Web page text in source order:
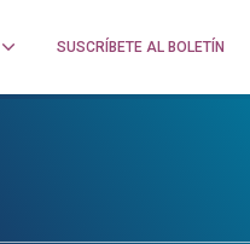
SUSCRÍBETE AL BOLETÍN